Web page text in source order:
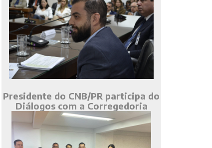
Presidente do CNB/PR participa do
Diálogos com a Corregedoria